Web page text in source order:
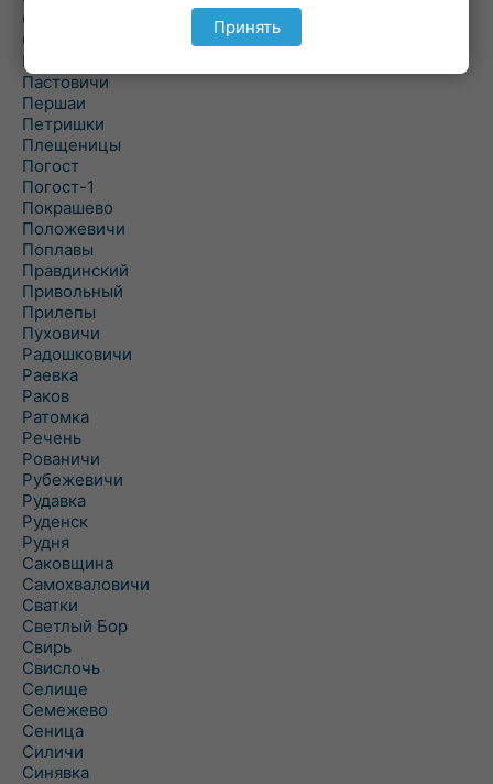
Осовец
Острошицкий Городок
Пасека
Пастовичи
Першаи
Петришки
Плещеницы
Погост
Погост-1
Покрашево
Положевичи
Поплавы
Правдинский
Привольный
Прилепы
Пуховичи
Радошковичи
Раевка
Раков
Ратомка
Речень
Рованичи
Рубежевичи
Рудавка
Руденск
Рудня
Саковщина
Самохваловичи
Сватки
Светлый Бор
Свирь
Свислочь
Селище
Семежево
Сеница
Силичи
Синявка
Принять